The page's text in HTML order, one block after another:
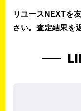
リユースNEXTを
さい。査定結果を